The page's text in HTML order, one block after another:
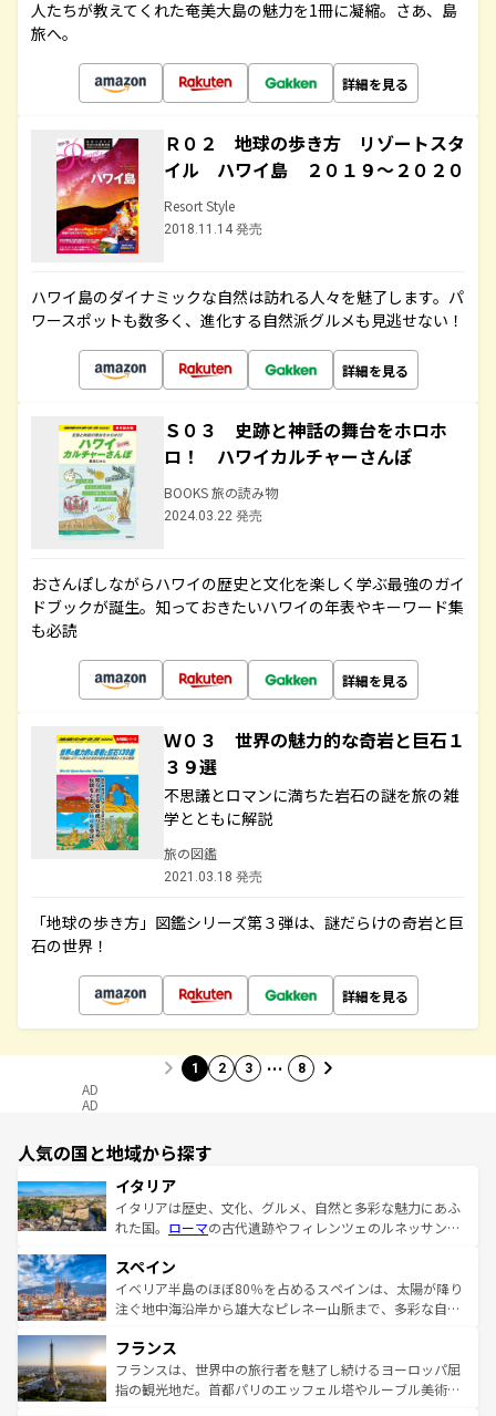
人たちが教えてくれた奄美大島の魅力を1冊に凝縮。さあ、島
旅へ。
詳細を見る
Ｒ０２ 地球の歩き方 リゾートスタ
イル ハワイ島 ２０１９～２０２０
Resort Style
2018.11.14 発売
ハワイ島のダイナミックな自然は訪れる人々を魅了します。パ
ワースポットも数多く、進化する自然派グルメも見逃せない！
詳細を見る
Ｓ０３ 史跡と神話の舞台をホロホ
ロ！ ハワイカルチャーさんぽ
BOOKS 旅の読み物
2024.03.22 発売
おさんぽしながらハワイの歴史と文化を楽しく学ぶ最強のガイ
ドブックが誕生。知っておきたいハワイの年表やキーワード集
も必読
詳細を見る
Ｗ０３ 世界の魅力的な奇岩と巨石１
３９選
不思議とロマンに満ちた岩石の謎を旅の雑
学とともに解説
旅の図鑑
2021.03.18 発売
「地球の歩き方」図鑑シリーズ第３弾は、謎だらけの奇岩と巨
石の世界！
詳細を見る
1 2 3 … 8
AD
AD
人気の国と地域から探す
イタリア
イタリアは歴史、文化、グルメ、自然と多彩な魅力にあふ
れた国。 ローマの古代遺跡やフィレンツェのルネッサンス
ろん、トスカーナの美しい田園風景やアマルフィ海岸の絶
景など、自然景観も見逃せない。観光の合間には、本場の
ピザやパスタなど、絶品のイタリア料理を堪能することも
ませてくれるイタリアで、忘れられない旅をしてみよう！
なお、新着のイタリア情報はコンテンツ一覧 を参照してほ
しい。
スペイン
イベリア半島のほぼ80％を占めるスペインは、太陽が降り
注ぐ地中海沿岸から雄大なピレネー山脈まで、多彩な自然
文化が根付くこの国では、情熱的なフラメンコ、熱気あふ
れる闘牛、そして美味しいタパスが生活の一部となってい
る。首都マドリードの洗練された雰囲気や、バルセロナの
フランス
フランスは、世界中の旅行者を魅了し続けるヨーロッパ屈
指の観光地だ。首都パリのエッフェル塔やルーブル美術館